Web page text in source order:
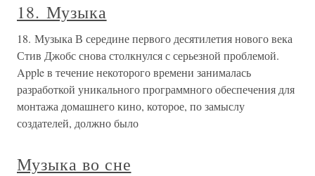
18. Музыка
18. Музыка В середине первого десятилетия нового века
Стив Джобс снова столкнулся с серьезной проблемой.
Apple в течение некоторого времени занималась
разработкой уникального программного обеспечения для
монтажа домашнего кино, которое, по замыслу
создателей, должно было
Музыка во сне